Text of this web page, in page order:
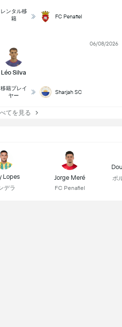
レンタル移
籍
FC Penafiel
Léo Silva
06/08/2026
移籍プレイ
ヤー
Sharjah SC
てを見る
Lopes
デラ
Jorge Meré
FC Penafiel
ポ